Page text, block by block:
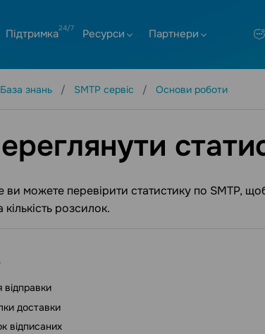
Підтримка Ресурси Партнери
База знань SMTP сервіс Основи роботи
ви можете перевірити статистику по SMTP,
розсилок.
відправки
доставки
відписаних